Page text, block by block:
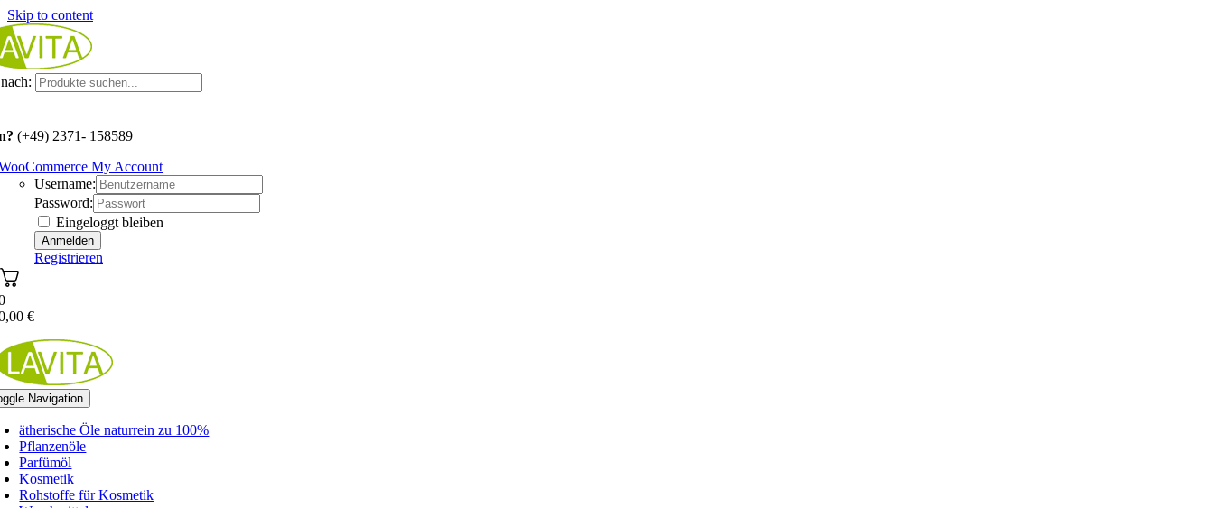
Skip to content
(+49) 2371- 158589
My Account
Username:
Password:
Eingeloggt bleiben
Registrieren
€
Navigation
ätherische Öle naturrein zu 100%
Pflanzenöle
Parfümöl
Kosmetik
Rohstoffe für Kosmetik